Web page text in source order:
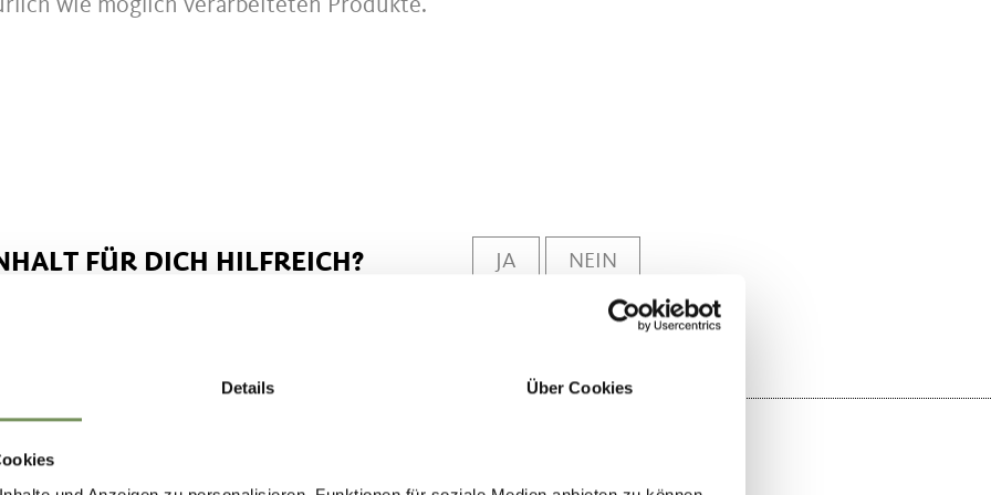
Details Über Cookies
wie möglich verarbeiteten Produkte.
FÜR DICH HILFREICH? JA NEIN